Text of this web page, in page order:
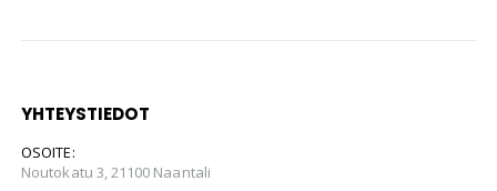
YHTEYSTIEDOT
OSOITE:
Noutokatu 3, 21100 Naantali